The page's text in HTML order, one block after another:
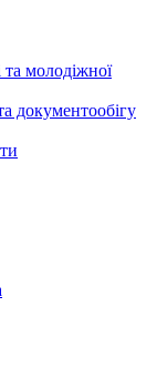
та молодіжної
документообігу